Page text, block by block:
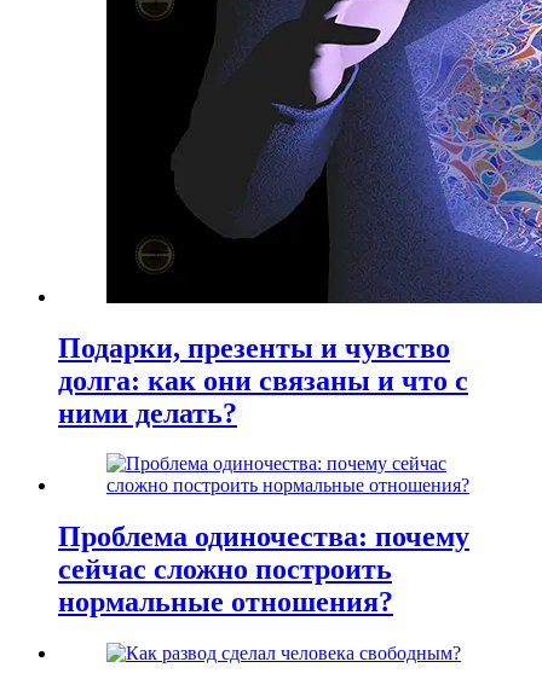
Подарки, презенты и чувство
долга: как они связаны и что с
ними делать?
Проблема одиночества: почему
сейчас сложно построить
нормальные отношения?